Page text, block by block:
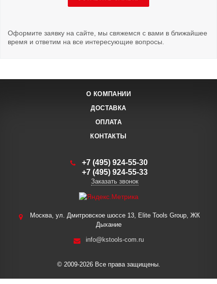
Оформите заявку на сайте, мы свяжемся с вами в ближайшее
время и ответим на все интересующие вопросы.
О КОМПАНИИ
ДОСТАВКА
ОПЛАТА
КОНТАКТЫ
+7 (495) 924-55-30
+7 (495) 924-55-33
Заказать звонок
Москва, ул. Дмитровское шоссе 13, Elite Tools Group, ЖК
Дыхание
info@kstools-com.ru
© 2009-2026 Все права защищены.